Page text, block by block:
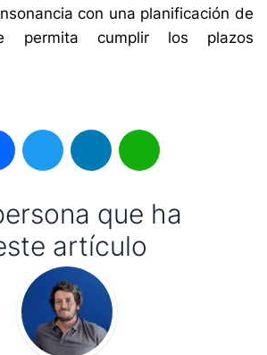
con una planificación de
permita cumplir los plazos
TwitterLinkedInWhatsApp
que ha
artículo